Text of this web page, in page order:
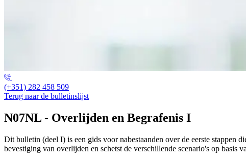
(+351) 282 458 509
Terug naar de bulletinslijst
N07NL - Overlijden en Begrafenis I
Dit bulletin (deel I) is een gids voor nabestaanden over de eerste
bevestiging van overlijden en schetst de verschillende scenario's op basis